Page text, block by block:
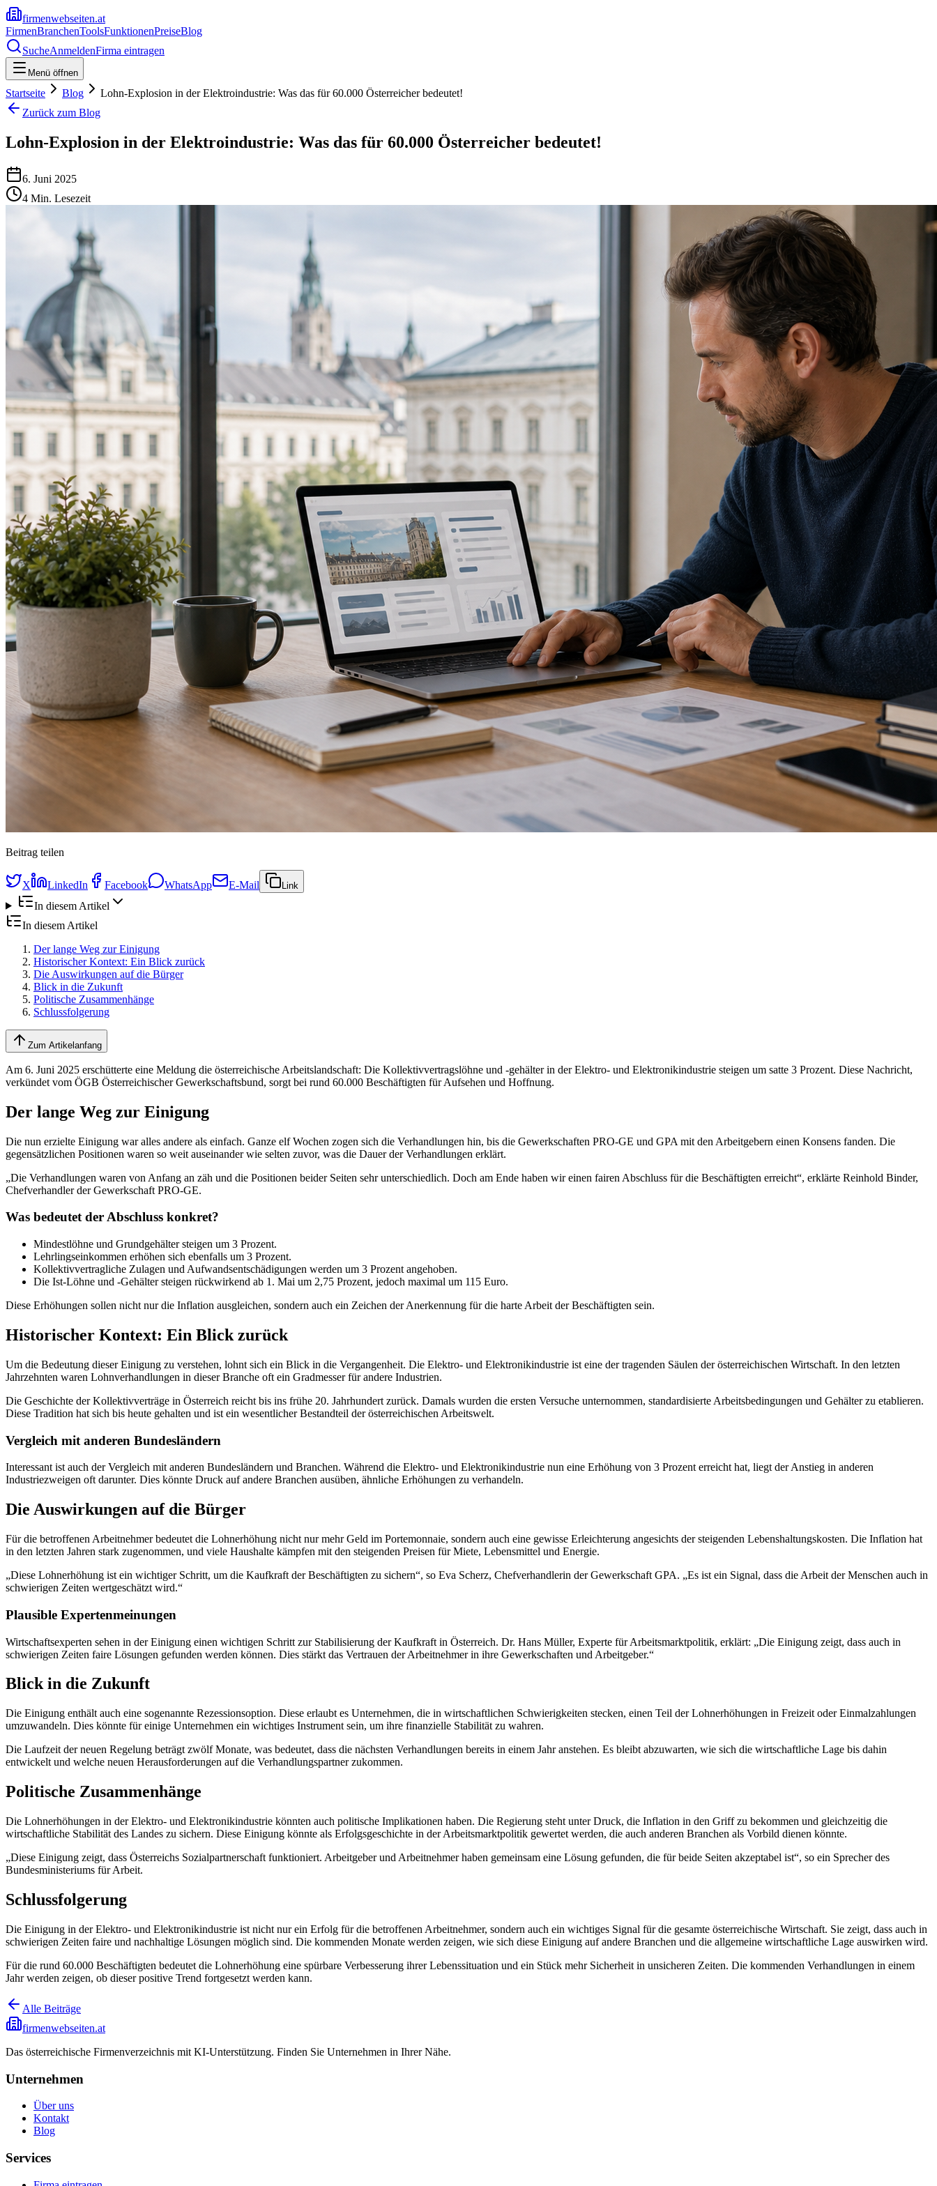
firmenwebseiten.at
FirmenBranchenToolsFunktionenPreiseBlog
SucheAnmeldenFirma eintragen
Menü öffnen
Startseite Blog
Lohn-Explosion in der Elektroindustrie: Was das für 60.000 Österreicher bedeutet!
Zurück zum Blog
Lohn-Explosion in der Elektroindustrie: Was das für 60.000 Österreicher bedeutet!
6. Juni 2025
4 Min. Lesezeit
Beitrag teilen
X LinkedIn Facebook WhatsApp E-Mail Link
In diesem Artikel
In diesem Artikel
Der lange Weg zur Einigung
Historischer Kontext: Ein Blick zurück
Die Auswirkungen auf die Bürger
Blick in die Zukunft
Politische Zusammenhänge
Schlussfolgerung
Zum Artikelanfang
Am 6. Juni 2025 erschütterte eine Meldung die österreichische Arbeitslandschaft: Die Kollektivvertragslöhne und -gehälter in der Elektro- und Elektronikindustrie steigen um satte 3 Prozent. Diese Nachricht,
verkündet vom ÖGB Österreichischer Gewerkschaftsbund, sorgt bei rund 60.000 Beschäftigten für Aufsehen und Hoffnung.
Der lange Weg zur Einigung
Die nun erzielte Einigung war alles andere als einfach. Ganze elf Wochen zogen sich die Verhandlungen hin, bis die Gewerkschaften PRO-GE und GPA mit den Arbeitgebern einen Konsens fanden. Die
gegensätzlichen Positionen waren so weit auseinander wie selten zuvor, was die Dauer der Verhandlungen erklärt.
„Die Verhandlungen waren von Anfang an zäh und die Positionen beider Seiten sehr unterschiedlich. Doch am Ende haben wir einen fairen Abschluss für die Beschäftigten erreicht“, erklärte Reinhold Binder,
Chefverhandler der Gewerkschaft PRO-GE.
Was bedeutet der Abschluss konkret?
Mindestlöhne und Grundgehälter steigen um 3 Prozent.
Lehrlingseinkommen erhöhen sich ebenfalls um 3 Prozent.
Kollektivvertragliche Zulagen und Aufwandsentschädigungen werden um 3 Prozent angehoben.
Die Ist-Löhne und -Gehälter steigen rückwirkend ab 1. Mai um 2,75 Prozent, jedoch maximal um 115 Euro.
Diese Erhöhungen sollen nicht nur die Inflation ausgleichen, sondern auch ein Zeichen der Anerkennung für die harte Arbeit der Beschäftigten sein.
Historischer Kontext: Ein Blick zurück
Um die Bedeutung dieser Einigung zu verstehen, lohnt sich ein Blick in die Vergangenheit. Die Elektro- und Elektronikindustrie ist eine der tragenden Säulen der österreichischen Wirtschaft. In den letzten
Jahrzehnten waren Lohnverhandlungen in dieser Branche oft ein Gradmesser für andere Industrien.
Die Geschichte der Kollektivverträge in Österreich reicht bis ins frühe 20. Jahrhundert zurück. Damals wurden die ersten Versuche unternommen, standardisierte Arbeitsbedingungen und Gehälter zu etablieren.
Diese Tradition hat sich bis heute gehalten und ist ein wesentlicher Bestandteil der österreichischen Arbeitswelt.
Vergleich mit anderen Bundesländern
Interessant ist auch der Vergleich mit anderen Bundesländern und Branchen. Während die Elektro- und Elektronikindustrie nun eine Erhöhung von 3 Prozent erreicht hat, liegt der Anstieg in anderen
Industriezweigen oft darunter. Dies könnte Druck auf andere Branchen ausüben, ähnliche Erhöhungen zu verhandeln.
Die Auswirkungen auf die Bürger
Für die betroffenen Arbeitnehmer bedeutet die Lohnerhöhung nicht nur mehr Geld im Portemonnaie, sondern auch eine gewisse Erleichterung angesichts der steigenden Lebenshaltungskosten. Die Inflation hat
in den letzten Jahren stark zugenommen, und viele Haushalte kämpfen mit den steigenden Preisen für Miete, Lebensmittel und Energie.
„Diese Lohnerhöhung ist ein wichtiger Schritt, um die Kaufkraft der Beschäftigten zu sichern“, so Eva Scherz, Chefverhandlerin der Gewerkschaft GPA. „Es ist ein Signal, dass die Arbeit der Menschen auch in
schwierigen Zeiten wertgeschätzt wird.“
Plausible Expertenmeinungen
Wirtschaftsexperten sehen in der Einigung einen wichtigen Schritt zur Stabilisierung der Kaufkraft in Österreich. Dr. Hans Müller, Experte für Arbeitsmarktpolitik, erklärt: „Die Einigung zeigt, dass auch in
schwierigen Zeiten faire Lösungen gefunden werden können. Dies stärkt das Vertrauen der Arbeitnehmer in ihre Gewerkschaften und Arbeitgeber.“
Blick in die Zukunft
Die Einigung enthält auch eine sogenannte Rezessionsoption. Diese erlaubt es Unternehmen, die in wirtschaftlichen Schwierigkeiten stecken, einen Teil der Lohnerhöhungen in Freizeit oder Einmalzahlungen
umzuwandeln. Dies könnte für einige Unternehmen ein wichtiges Instrument sein, um ihre finanzielle Stabilität zu wahren.
Die Laufzeit der neuen Regelung beträgt zwölf Monate, was bedeutet, dass die nächsten Verhandlungen bereits in einem Jahr anstehen. Es bleibt abzuwarten, wie sich die wirtschaftliche Lage bis dahin
entwickelt und welche neuen Herausforderungen auf die Verhandlungspartner zukommen.
Politische Zusammenhänge
Die Lohnerhöhungen in der Elektro- und Elektronikindustrie könnten auch politische Implikationen haben. Die Regierung steht unter Druck, die Inflation in den Griff zu bekommen und gleichzeitig die
wirtschaftliche Stabilität des Landes zu sichern. Diese Einigung könnte als Erfolgsgeschichte in der Arbeitsmarktpolitik gewertet werden, die auch anderen Branchen als Vorbild dienen könnte.
„Diese Einigung zeigt, dass Österreichs Sozialpartnerschaft funktioniert. Arbeitgeber und Arbeitnehmer haben gemeinsam eine Lösung gefunden, die für beide Seiten akzeptabel ist“, so ein Sprecher des
Bundesministeriums für Arbeit.
Schlussfolgerung
Die Einigung in der Elektro- und Elektronikindustrie ist nicht nur ein Erfolg für die betroffenen Arbeitnehmer, sondern auch ein wichtiges Signal für die gesamte österreichische Wirtschaft. Sie zeigt, dass auch in
schwierigen Zeiten faire und nachhaltige Lösungen möglich sind. Die kommenden Monate werden zeigen, wie sich diese Einigung auf andere Branchen und die allgemeine wirtschaftliche Lage auswirken wird.
Für die rund 60.000 Beschäftigten bedeutet die Lohnerhöhung eine spürbare Verbesserung ihrer Lebenssituation und ein Stück mehr Sicherheit in unsicheren Zeiten. Die kommenden Verhandlungen in einem
Jahr werden zeigen, ob dieser positive Trend fortgesetzt werden kann.
Alle Beiträge
firmenwebseiten.at
Das österreichische Firmenverzeichnis mit KI-Unterstützung. Finden Sie Unternehmen in Ihrer Nähe.
Unternehmen
Über uns
Kontakt
Blog
Services